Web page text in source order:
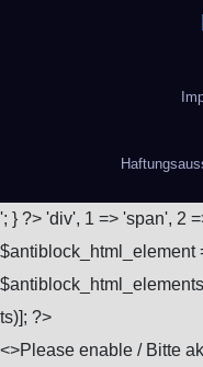
'; } ?> 'div', 1 => 'span', 2
$antiblock_html_element
ts)]; ?>
<>Please enable / Bitte